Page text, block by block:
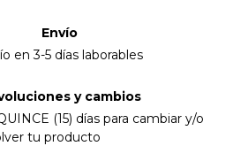
Envío
en 3-5 días laborables
y cambios
(15) días para cambiar y/o
tu producto